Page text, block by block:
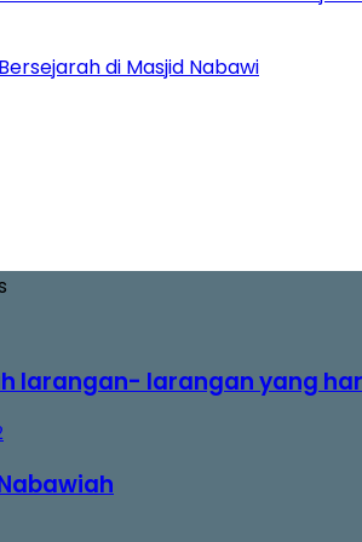
di Masjid Nabawi
larangan- larangan yang